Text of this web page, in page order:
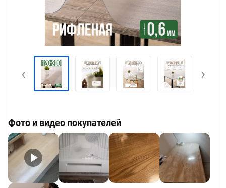
‹ ›
Фото и видео покупателей